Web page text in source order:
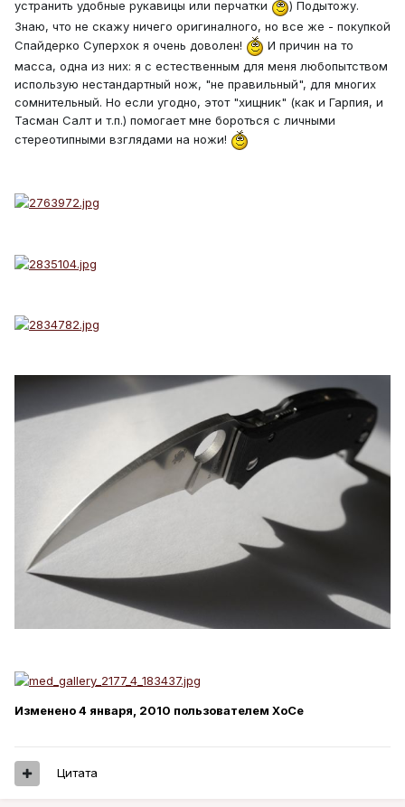
устранить удобные рукавицы или перчатки
) Подытожу.
Знаю, что не скажу ничего оригиналного, но все же - покупкой
Спайдерко Суперхок я очень доволен!
И причин на то
масса, одна из них: я с естественным для меня любопытством
использую нестандартный нож, "не правильный", для многих
сомнительный. Но если угодно, этот "хищник" (как и Гарпия, и
Тасман Салт и т.п.) помогает мне бороться с личными
стереотипными взглядами на ножи!
Изменено4 января, 2010 пользователем XoCe
Цитата